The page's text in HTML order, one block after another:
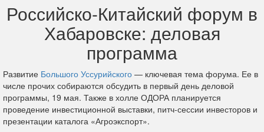
Российско-Китайский форум в
Хабаровске: деловая
программа
Развитие Большого Уссурийского — ключевая тема форума. Ее в
числе прочих собираются обсудить в первый день деловой
программы, 19 мая. Также в холле ОДОРА планируется
проведение инвестиционной выставки, питч-сессии инвесторов и
презентации каталога «Агроэкспорт».